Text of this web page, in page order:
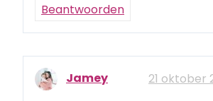
Beantwoorden
Jamey
21 oktober